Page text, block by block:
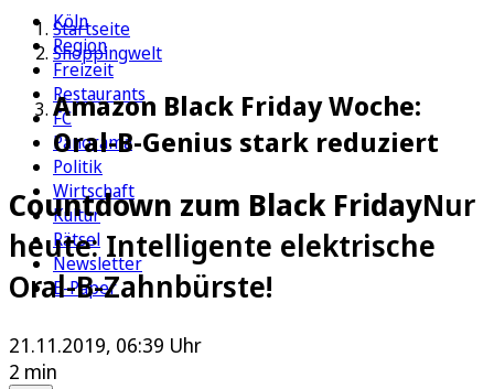
Köln
Region
Freizeit
Restaurants
FC
Panorama
Politik
Wirtschaft
Kultur
Rätsel
Newsletter
E-Paper
Startseite
Shoppingwelt
Amazon Black Friday Woche:
Oral-B-Genius stark reduziert
Countdown zum Black FridayNur
heute: Intelligente elektrische
Oral-B-Zahnbürste!
21.11.2019, 06:39 Uhr
2 min